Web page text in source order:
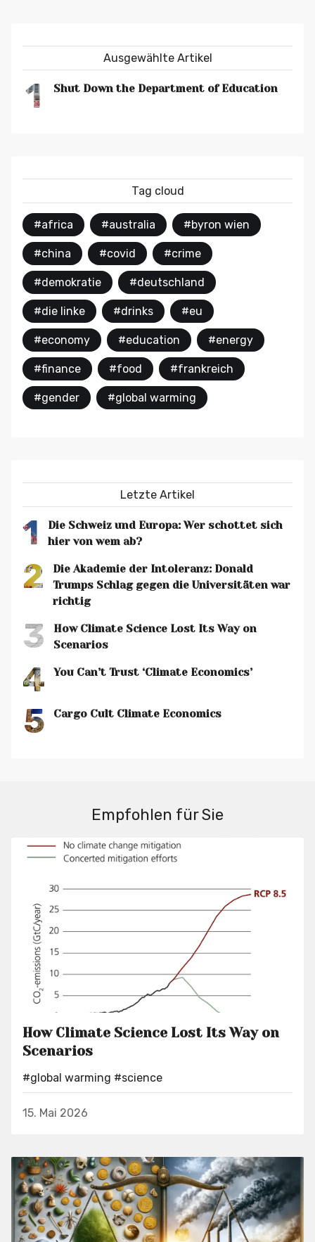
Ausgewählte Artikel
1 Shut Down the Department of Education
Tag cloud
#africa #australia #byron wien
#china #covid #crime
#demokratie #deutschland
#die linke #drinks #eu
#economy #education #energy
#finance #food #frankreich
#gender #global warming
Letzte Artikel
1
Die Schweiz und Europa: Wer schottet sich
hier von wem ab?
2
Die Akademie der Intoleranz: Donald
Trumps Schlag gegen die Universitäten war
richtig
3
How Climate Science Lost Its Way on
Scenarios
4 You Can’t Trust ‘Climate Economics’
5 Cargo Cult Climate Economics
Empfohlen für Sie
How Climate Science Lost Its Way on
Scenarios
#global warming #science
15. Mai 2026